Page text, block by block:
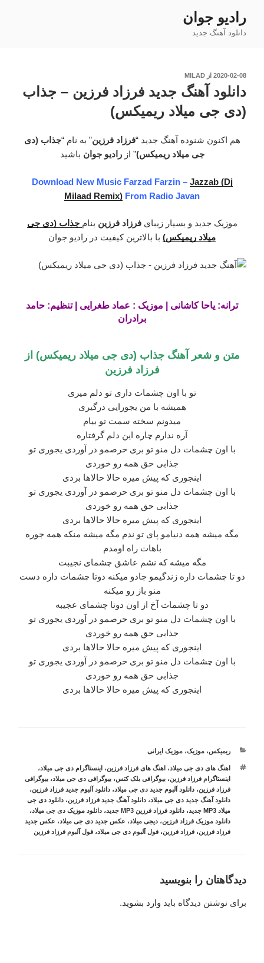
محتوا
رادیو جوان
دانلود آهنگ جدید
نوشته‌شده
2020-02-08 از MILAD
دانلود آهنگ جدید فرزاد فرزین – جذاب
(دی جی میلاد ریمیکس)
هم اکنون شنوده آهنگ جدید “فرزاد فرزین” به نام “جذاب (دی
جی میلاد ریمیکس)” ازرادیو جوان باشید
Download New Music Farzad Farzin – Jazzab (Dj
Milaad Remix) From Radio Javan
موزیک جدید و بسیار زیبایفرزاد فرزین بنام جذاب (دی جی
میلاد ریمیکس) با بالاترین کیفیت در رادیو جوان
ترانه: یاحا کاشانی | موزیک : عماد طغرایی | تنظیم: حامد
برادران
متن و شعر آهنگجذاب (دی جی میلاد ریمیکس) از
فرزاد فرزین
تو با اون چشمات داری تو دلم میری
همیشه با من یجورایی درگیری
میدونم سخته سمت تو بیام
آره ندارم چاره این دلم گرفتاره
با اون چشمات دل منو تو بری حرصمو در آوردی یجوری تو
جذابی حق همه رو خوردی
اینجوری که پیش میره حالا حالاها بردی
با اون چشمات دل منو تو بری حرصمو در آوردی یجوری تو
جذابی حق همه رو خوردی
اینجوری که پیش میره حالا حالاها بردی
مگه میشه همه دنیامو پای تو ندم مگه میشه منکه همه جوره
باهات راه اومدم
مگه میشه که نشم عاشق چشمای نجیبت
دو تا چشمات داره زندگیمو جادو میکنه دوتا چشمات داره دست
منو باز رو میکنه
دو تا چشمات آخ از اون دوتا چشمای عجیبه
با اون چشمات دل منو تو بری حرصمو در آوردی یجوری تو
جذابی حق همه رو خوردی
اینجوری که پیش میره حالا حالاها بردی
با اون چشمات دل منو تو بری حرصمو در آوردی یجوری تو
جذابی حق همه رو خوردی
اینجوری که پیش میره حالا حالاها بردی
دسته‌ها
ریمیکس،موزیک،موزیک ایرانی
برچسب‌ها
اهنگ های دی جی میلاد، اهنگ های فرزاد فرزین، اینستاگرام دی جی میلاد،
اینستاگرام فرزاد فرزین،بیوگرافی بلک کتس،بیوگرافی دی جی میلاد،بیوگرافی
فرزاد فرزین،دانلود آلبوم جدید دی جی میلاد،دانلود آلبوم جدید فرزاد فرزین،
دانلود آهنگ جدید دی جی میلاد،دانلود آهنگ جدید فرزاد فرزین،دانلود دی جی
میلاد MP3 جدید
،دانلود فرزاد فرزین MP3 جدید ،دانلود موزیک دی جی میلاد،
دانلود موزیک فرزاد فرزین،دیجی میلاد، عکس جدید دی جی میلاد، عکس جدید
فرزاد فرزین،فرزاد فرزین،فول آلبوم دی جی میلاد،فول آلبوم فرزاد فرزین
دیدگاهتان را بنویسید
برای نوشتن دیدگاه باید وارد بشوید.